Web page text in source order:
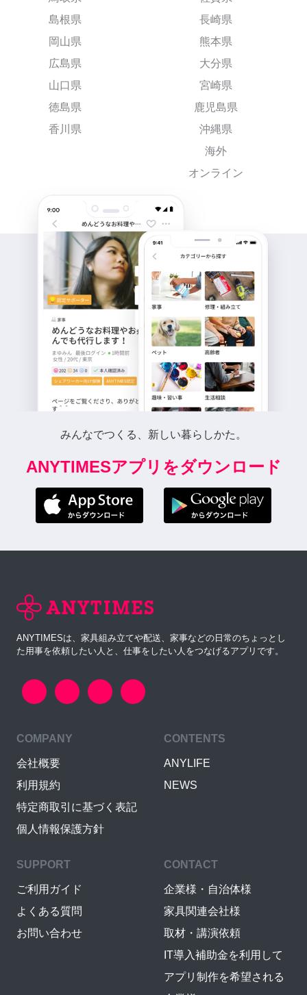
島根県
岡山県
広島県
山口県
徳島県
香川県
長崎県
熊本県
大分県
宮崎県
鹿児島県
沖縄県
海外
オンライン
みんなでつくる、新しい暮らしかた。
ANYTIMESアプリをダウンロード
ANYTIMESは、家具組み立てや配送、家事などの日常のちょっとし
た用事を依頼したい人と、仕事をしたい人をつなげるアプリです。
COMPANY
会社概要
利用規約
特定商取引に基づく表記
個人情報保護方針
CONTENTS
ANYLIFE
NEWS
SUPPORT
ご利用ガイド
よくある質問
お問い合わせ
CONTACT
企業様・自治体様
家具関連会社様
取材・講演依頼
IT導入補助金を利用して
アプリ制作を希望される